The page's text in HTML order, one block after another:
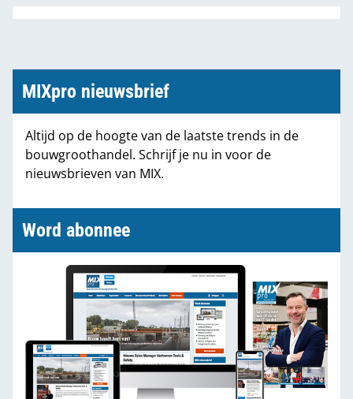
MIXpro nieuwsbrief
Altijd op de hoogte van de laatste trends in de
bouwgroothandel. Schrijf je nu in voor de
nieuwsbrieven van MIX.
Word abonnee